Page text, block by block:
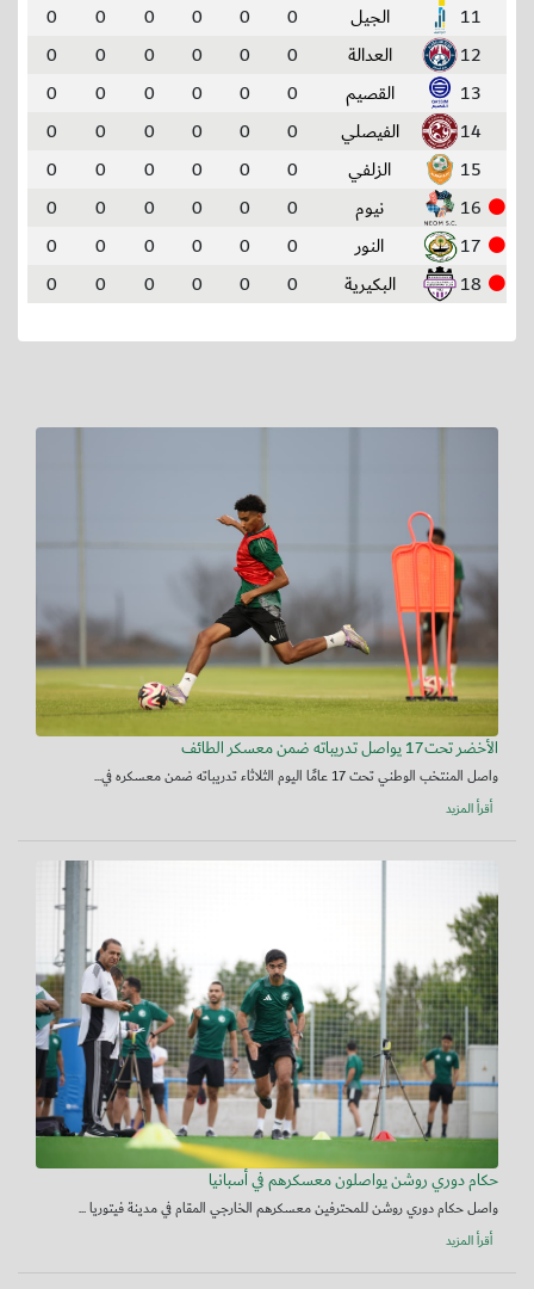
11
الجيل 0
0
0
0
0
0
12
العدالة 0
0
0
0
0
0
13
القصيم 0
0
0
0
0
0
14
الفيصلي 0
0
0
0
0
0
15
الزلفي 0
0
0
0
0
0
16
نيوم 0
0
0
0
0
0
17
النور 0
0
0
0
0
0
18
البكيرية 0
0
0
0
0
0
الأخضر تحت17 يواصل تدريباته ضمن معسكر الطائف
واصل المنتخب الوطني تحت 17 عامًا اليوم الثلاثاء تدريباته ضمن معسكره في...
أقرأ المزيد
حكام دوري روشن يواصلون معسكرهم في أسبانيا
واصل حكام دوري روشن للمحترفين معسكرهم الخارجي المقام في مدينة فيتوريا ...
أقرأ المزيد